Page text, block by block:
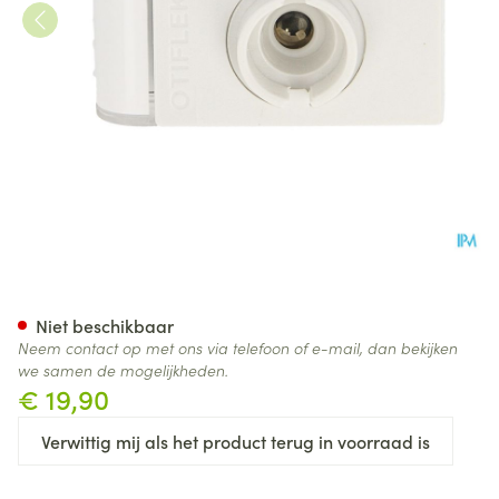
€ 19,90
Verwittig mij als het product terug in voorraad is
Niet beschikbaar
Neem contact op met ons via telefoon of e-mail, dan bekijken
we samen de mogelijkheden.